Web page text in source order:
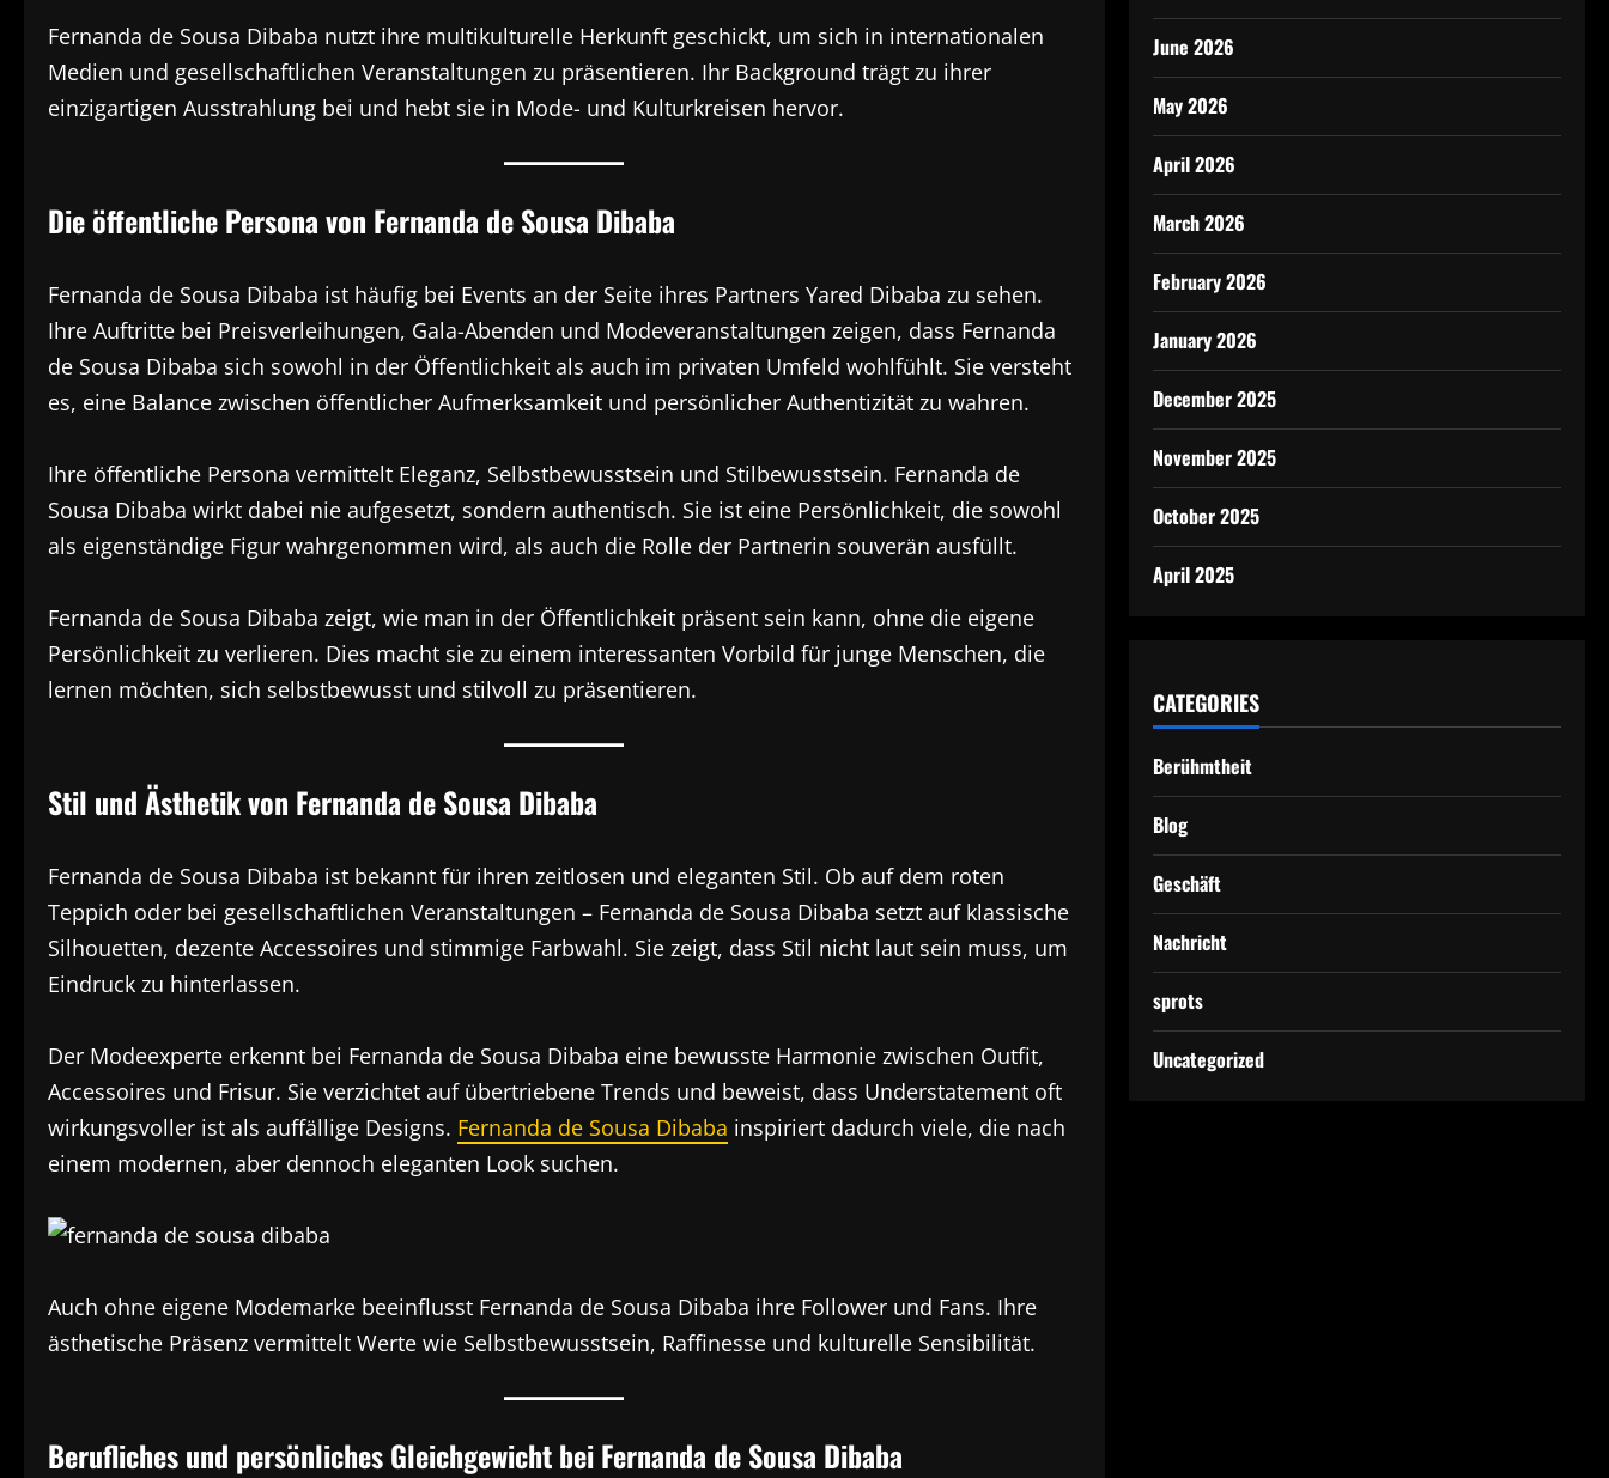
Fernanda de Sousa Dibaba nutzt ihre multikulturelle Herkunft geschickt, um sich in internationalen
Medien und gesellschaftlichen Veranstaltungen zu präsentieren. Ihr Background trägt zu ihrer
einzigartigen Ausstrahlung bei und hebt sie in Mode- und Kulturkreisen hervor.
Die öffentliche Persona von Fernanda de Sousa Dibaba
Fernanda de Sousa Dibaba ist häufig bei Events an der Seite ihres Partners Yared Dibaba zu sehen.
Ihre Auftritte bei Preisverleihungen, Gala-Abenden und Modeveranstaltungen zeigen, dass Fernanda
de Sousa Dibaba sich sowohl in der Öffentlichkeit als auch im privaten Umfeld wohlfühlt. Sie versteht
es, eine Balance zwischen öffentlicher Aufmerksamkeit und persönlicher Authentizität zu wahren.
Ihre öffentliche Persona vermittelt Eleganz, Selbstbewusstsein und Stilbewusstsein. Fernanda de
Sousa Dibaba wirkt dabei nie aufgesetzt, sondern authentisch. Sie ist eine Persönlichkeit, die sowohl
als eigenständige Figur wahrgenommen wird, als auch die Rolle der Partnerin souverän ausfüllt.
Fernanda de Sousa Dibaba zeigt, wie man in der Öffentlichkeit präsent sein kann, ohne die eigene
Persönlichkeit zu verlieren. Dies macht sie zu einem interessanten Vorbild für junge Menschen, die
lernen möchten, sich selbstbewusst und stilvoll zu präsentieren.
Stil und Ästhetik von Fernanda de Sousa Dibaba
Fernanda de Sousa Dibaba ist bekannt für ihren zeitlosen und eleganten Stil. Ob auf dem roten
Teppich oder bei gesellschaftlichen Veranstaltungen – Fernanda de Sousa Dibaba setzt auf klassische
Silhouetten, dezente Accessoires und stimmige Farbwahl. Sie zeigt, dass Stil nicht laut sein muss, um
Eindruck zu hinterlassen.
Der Modeexperte erkennt bei Fernanda de Sousa Dibaba eine bewusste Harmonie zwischen Outfit,
Accessoires und Frisur. Sie verzichtet auf übertriebene Trends und beweist, dass Understatement oft
wirkungsvoller ist als auffällige Designs. Fernanda de Sousa Dibaba inspiriert dadurch viele, die nach
einem modernen, aber dennoch eleganten Look suchen.
Auch ohne eigene Modemarke beeinflusst Fernanda de Sousa Dibaba ihre Follower und Fans. Ihre
ästhetische Präsenz vermittelt Werte wie Selbstbewusstsein, Raffinesse und kulturelle Sensibilität.
Berufliches und persönliches Gleichgewicht bei Fernanda de Sousa Dibaba
June 2026
May 2026
April 2026
March 2026
February 2026
January 2026
December 2025
November 2025
October 2025
April 2025
CATEGORIES
Berühmtheit
Blog
Geschäft
Nachricht
sprots
Uncategorized